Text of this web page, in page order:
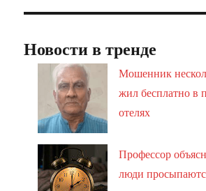
Новости в тренде
Мошенник
жил бесплатно в
отелях
Профессор
люди